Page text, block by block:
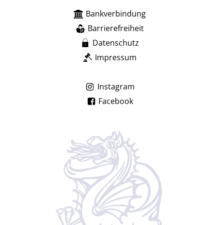
Bankverbindung
Barrierefreiheit
Datenschutz
Impressum
Instagram
Facebook